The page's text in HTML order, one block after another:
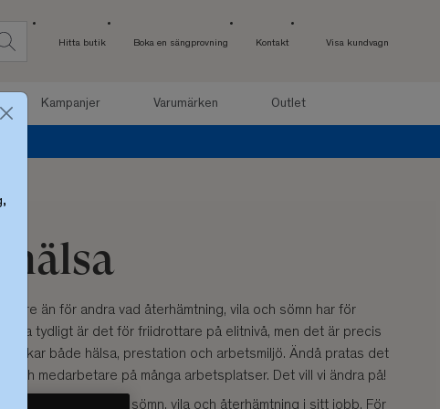
Hitta butik Boka en sängprovning Kontakt Visa kundvagn
Kampanjer Varumärken Outlet
hälsa
än för andra vad återhämtning, vila och sömn har för
Extra tydligt är det för friidrottare på elitnivå, men det är precis
både hälsa, prestation och arbetsmiljö. Ändå pratas det
och medarbetare på många arbetsplatser. Det vill vi ändra på!
tänker kring sömn, vila och återhämtning i sitt jobb. För